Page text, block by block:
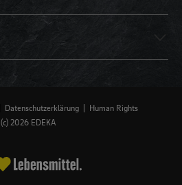
Datenschutzerklärung
Human Rights
(c) 2026 EDEKA